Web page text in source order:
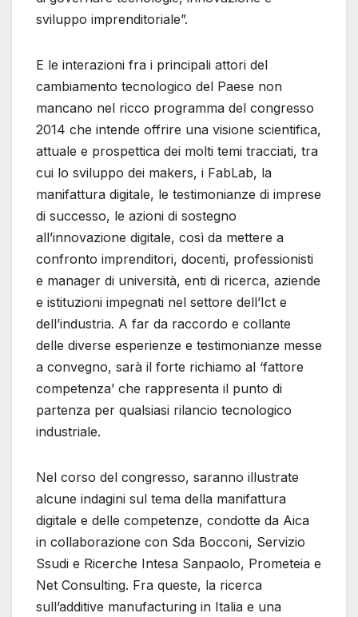
sviluppo imprenditoriale”.
E le interazioni fra i principali attori del
cambiamento tecnologico del Paese non
mancano nel ricco programma del congresso
2014 che intende offrire una visione scientifica,
attuale e prospettica dei molti temi tracciati, tra
cui lo sviluppo dei makers, i FabLab, la
manifattura digitale, le testimonianze di imprese
di successo, le azioni di sostegno
all’innovazione digitale, così da mettere a
confronto imprenditori, docenti, professionisti
e manager di università, enti di ricerca, aziende
e istituzioni impegnati nel settore dell’Ict e
dell’industria. A far da raccordo e collante
delle diverse esperienze e testimonianze messe
a convegno, sarà il forte richiamo al ‘fattore
competenza’ che rappresenta il punto di
partenza per qualsiasi rilancio tecnologico
industriale.
Nel corso del congresso, saranno illustrate
alcune indagini sul tema della manifattura
digitale e delle competenze, condotte da Aica
in collaborazione con Sda Bocconi, Servizio
Ssudi e Ricerche Intesa Sanpaolo, Prometeia e
Net Consulting. Fra queste, la ricerca
sull’additive manufacturing in Italia e una